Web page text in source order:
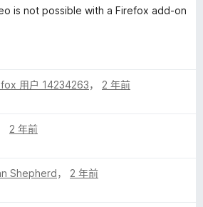
is not possible with a Firefox add-on
用户 14234263， 2 年前
2 年前
Shepherd， 2 年前